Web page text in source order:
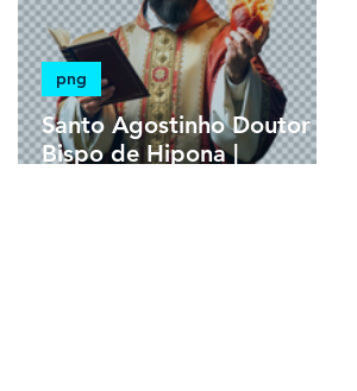
Santo Agostinho Doutor
Bispo de Hipona |
png